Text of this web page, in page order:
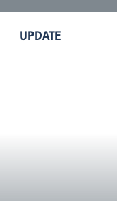
UPDATE